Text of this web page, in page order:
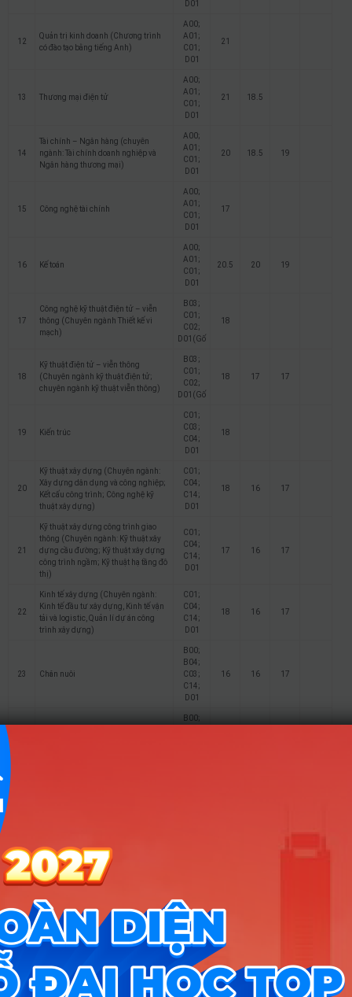
D01
12
Quản trị kinh doanh (Chương trình
có đào tạo bằng tiếng Anh)
A00;
A01;
C01;
D01
21
13 Thương mại điện tử
A00;
A01;
C01;
D01
21 18.5
14
Tài chính – Ngân hàng (chuyên
ngành: Tài chính doanh nghiệp và
Ngân hàng thương mại)
A00;
A01;
C01;
D01
20 18.5 19
15 Công nghệ tài chính
A00;
A01;
C01;
D01
17
16 Kế toán
A00;
A01;
C01;
D01
20.5 20 19
17
Công nghệ kỹ thuật điện tử – viễn
thông (Chuyên ngành Thiết kế vi
mạch)
B03;
C01;
C02;
D01(Gố
18
18
Kỹ thuật điện tử – viễn thông
(Chuyên ngành kỹ thuật điện tử;
chuyên ngành kỹ thuật viễn thông)
B03;
C01;
C02;
D01(Gố
18 17 17
19 Kiến trúc
C01;
C03;
C04;
D01
18
20
Kỹ thuật xây dựng (Chuyên ngành:
Xây dựng dân dụng và công nghiệp;
Kết cấu công trình; Công nghệ kỹ
thuật xây dựng)
C01;
C04;
C14;
D01
18 16 17
21
Kỹ thuật xây dựng công trình giao
thông (Chuyên ngành: Kỹ thuật xây
dựng cầu đường; Kỹ thuật xây dựng
công trình ngầm; Kỹ thuật hạ tầng đô
thị)
C01;
C04;
C14;
D01
17 16 17
22
Kinh tế xây dựng (Chuyên ngành:
Kinh tế đầu tư xây dựng, Kinh tế vận
tải và logistic, Quản lí dự án công
trình xây dựng)
C01;
C04;
C14;
D01
18 16 17
23 Chăn nuôi
B00;
B04;
C03;
C14;
D01
16 16 17
B00;
Nuôi trồng thuỷ sản
C04;
C14;
D01
Thú y
B00;
B04;
C03;
C14;
D01
17 16